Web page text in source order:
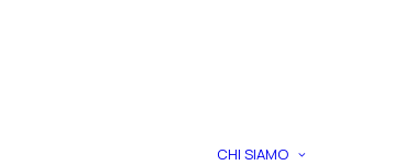
CHI SIAMO